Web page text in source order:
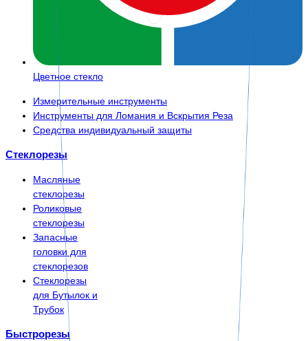
Цветное стекло
Измерительные инструменты
Инструменты для Ломания и Вскрытия Реза
Средства индивидуальный защиты
Стеклорезы
Масляные
стеклорезы
Роликовые
стеклорезы
Запасные
головки для
стеклорезов
Стеклорезы
для Бутылок и
Трубок
Быстрорезы